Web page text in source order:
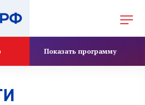
Показать программу